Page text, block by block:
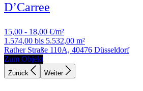
D’Carree
15,00 - 18,00 €/m²
1.574,00 bis 5.532,00 m²
Rather Straße 110A, 40476 Düsseldorf
Zum Objekt
Zurück Weiter